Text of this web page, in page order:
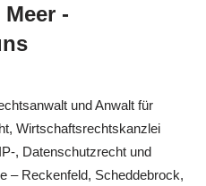
-
und Anwalt für
Wirtschaftsrechtskanzlei
, Datenschutzrecht und
– Reckenfeld, Scheddebrock,